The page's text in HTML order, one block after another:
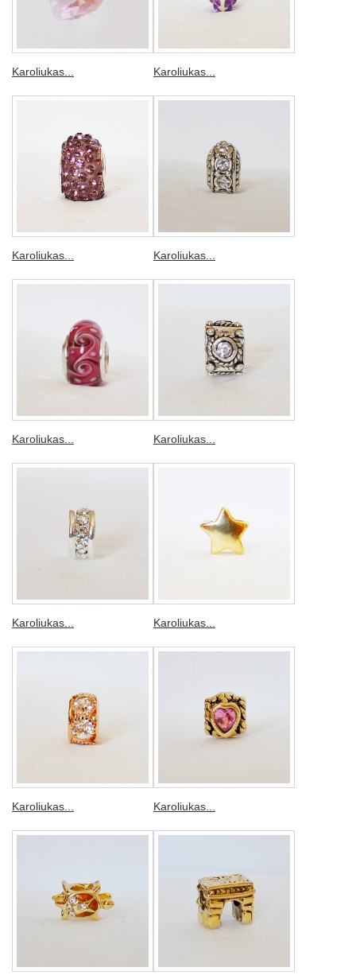
Karoliukas... Karoliukas...
Karoliukas... Karoliukas...
Karoliukas... Karoliukas...
Karoliukas... Karoliukas...
Karoliukas... Karoliukas...